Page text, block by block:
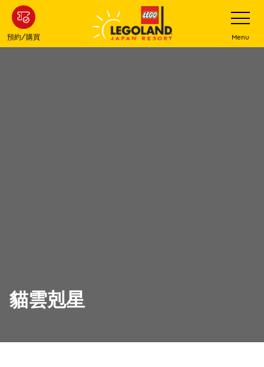
步
主
預約/購買
打
開
網
站
菜
單
Menu
貓雲剋星